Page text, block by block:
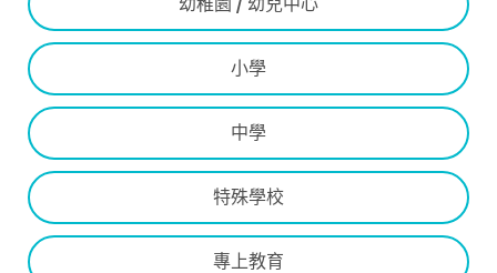
小學
中學
特殊學校
專上教育